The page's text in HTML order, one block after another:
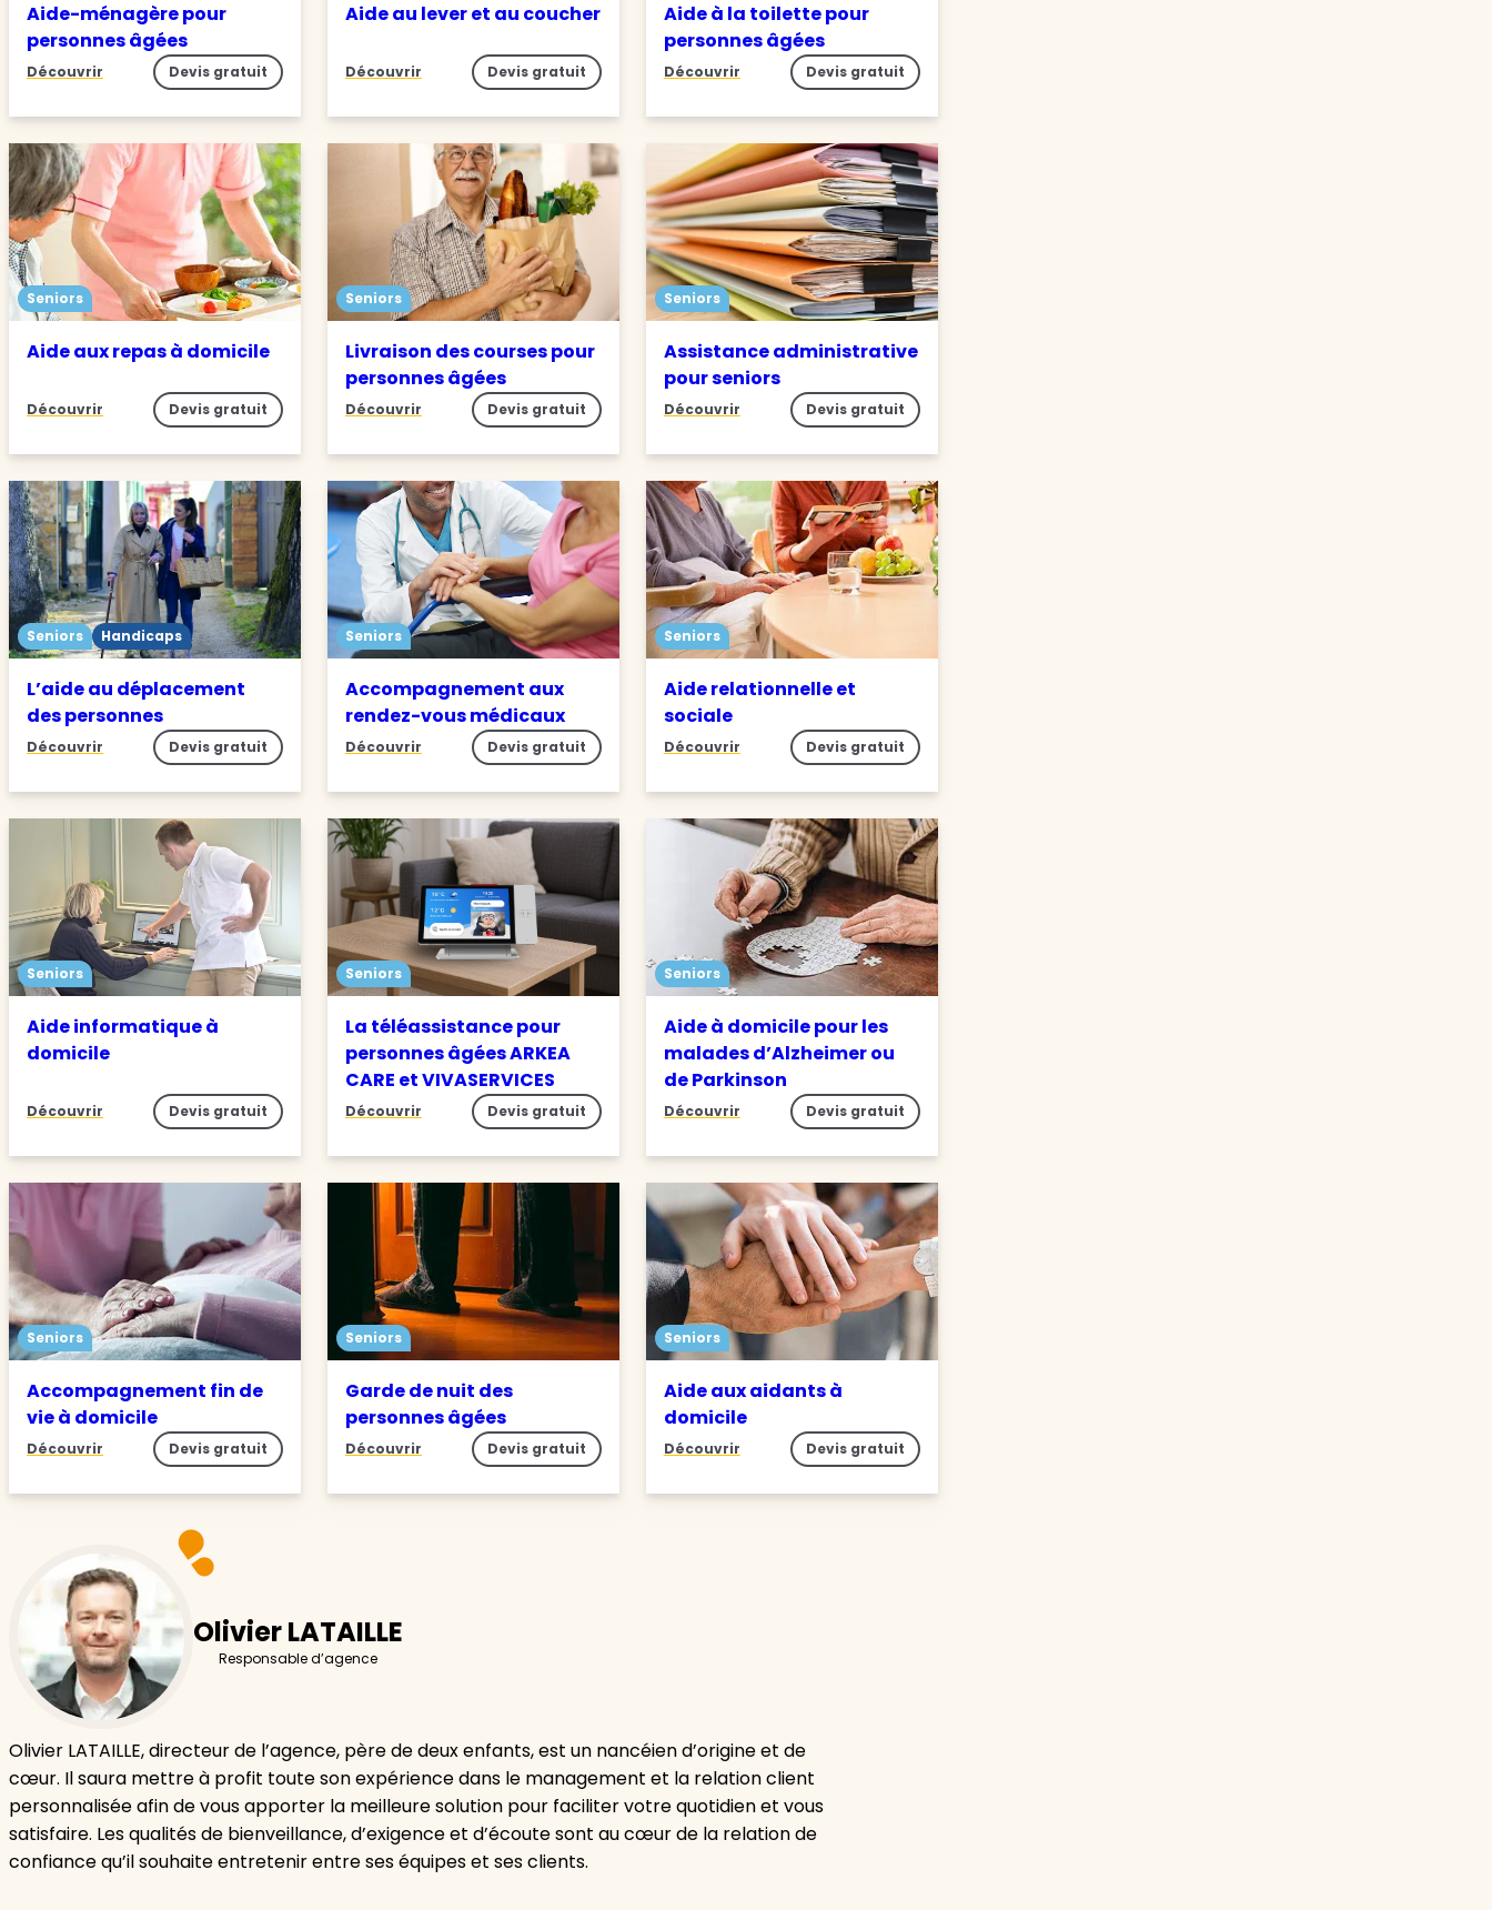
Aide-ménagère pour
personnes âgées
Découvrir Devis gratuit
Aide au lever et au coucher
Découvrir Devis gratuit
Aide à la toilette pour
personnes âgées
Découvrir Devis gratuit
Seniors
Aide aux repas à domicile
Découvrir Devis gratuit
Seniors
Livraison des courses pour
personnes âgées
Découvrir Devis gratuit
Seniors
Assistance administrative
pour seniors
Découvrir Devis gratuit
Seniors Handicaps
L’aide au déplacement
des personnes
Découvrir Devis gratuit
Seniors
Accompagnement aux
rendez-vous médicaux
Découvrir Devis gratuit
Seniors
Aide relationnelle et
sociale
Découvrir Devis gratuit
Seniors
Aide informatique à
domicile
Découvrir Devis gratuit
Seniors
La téléassistance pour
personnes âgées ARKEA
CARE et VIVASERVICES
Découvrir Devis gratuit
Seniors
Aide à domicile pour les
malades d’Alzheimer ou
de Parkinson
Découvrir Devis gratuit
Seniors
Accompagnement fin de
vie à domicile
Découvrir Devis gratuit
Seniors
Garde de nuit des
personnes âgées
Découvrir Devis gratuit
Seniors
Aide aux aidants à
domicile
Découvrir Devis gratuit
Olivier LATAILLE
Responsable d’agence
Olivier LATAILLE, directeur de l’agence, père de deux enfants, est un nancéien d’origine et de
cœur. Il saura mettre à profit toute son expérience dans le management et la relation client
personnalisée afin de vous apporter la meilleure solution pour faciliter votre quotidien et vous
satisfaire. Les qualités de bienveillance, d’exigence et d’écoute sont au cœur de la relation de
confiance qu’il souhaite entretenir entre ses équipes et ses clients.